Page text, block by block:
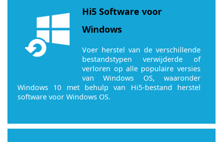
Hi5 Software voor
Windows
Voer herstel van de verschillende
bestandstypen verwijderde of
verloren op alle populaire versies
van Windows OS, waaronder
Windows 10 met behulp van Hi5-bestand herstel
software voor Windows OS.